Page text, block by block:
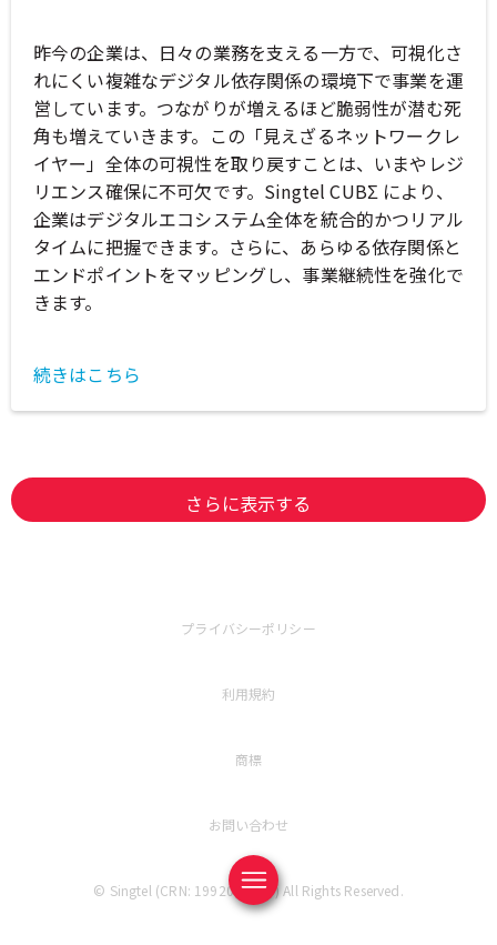
昨今の企業は、日々の業務を支える一方で、可視化さ
れにくい複雑なデジタル依存関係の環境下で事業を運
営しています。つながりが増えるほど脆弱性が潜む死
角も増えていきます。この「見えざるネットワークレ
イヤー」全体の可視性を取り戻すことは、いまやレジ
リエンス確保に不可欠です。Singtel CUBΣ により、
企業はデジタルエコシステム全体を統合的かつリアル
タイムに把握できます。さらに、あらゆる依存関係と
エンドポイントをマッピングし、事業継続性を強化で
きます。
続きはこちら
さらに表示する
プライバシーポリシー
利用規約
商標
お問い合わせ
© Singtel (CRN: 199201624D) All Rights Reserved.